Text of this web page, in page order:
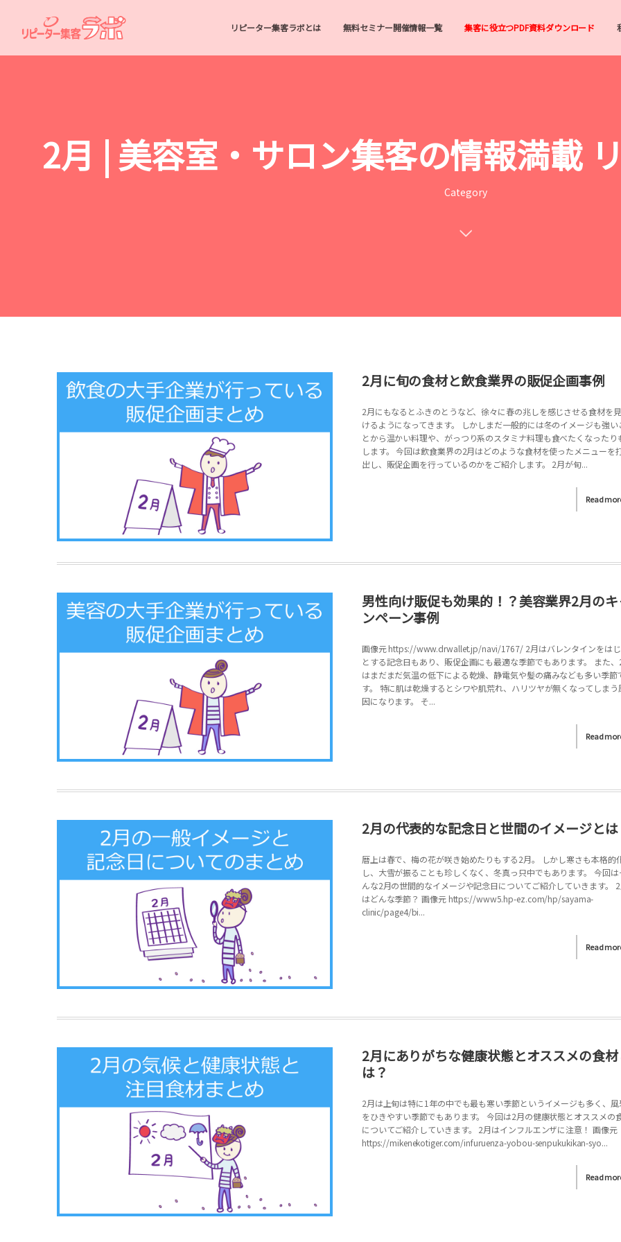
リピーター集客ラボとは 無料セミナー開催情報一覧 集客に役立つPDF資料ダウンロード
2月 | 美容室・サロン集客の情報満載
Category
2月に旬の食材と飲食業界の販促企画事例
2月にもなるとふきのとうなど、徐々に春の兆しを感じさせる食材を
けるようになってきます。 しかしまだ一般的には冬のイメージも強い
とから温かい料理や、がっつり系のスタミナ料理も食べたくなったり
します。 今回は飲食業界の2月はどのような食材を使ったメニューを
出し、販促企画を行っているのかをご紹介します。 2月が旬...
Read
男性向け販促も効果的！？美容業界2月の
ンペーン事例
画像元 https://www.drwallet.jp/navi/1767/ 2月はバレンタインをは
とする記念日もあり、販促企画にも最適な季節でもあります。 また、
はまだまだ気温の低下による乾燥、静電気や髪の痛みなども多い季節
す。 特に肌は乾燥するとシワや肌荒れ、ハリツヤが無くなってしまう
因になります。 そ...
Read
2月の代表的な記念日と世間のイメージとは
暦上は春で、梅の花が咲き始めたりもする2月。 しかし寒さも本格的
し、大雪が振ることも珍しくなく、冬真っ只中でもあります。 今回は
んな2月の世間的なイメージや記念日についてご紹介していきます。
はどんな季節？ 画像元 https://www5.hp-ez.com/hp/sayama-
clinic/page4/bi...
Read
2月にありがちな健康状態とオススメの食材
は？
2月は上旬は特に1年の中でも最も寒い季節というイメージも多く、風
をひきやすい季節でもあります。 今回は2月の健康状態とオススメの
についてご紹介していきます。 2月はインフルエンザに注意！ 画像元
https://mikenekotiger.com/infuruenza-yobou-senpukukikan-syo...
Read